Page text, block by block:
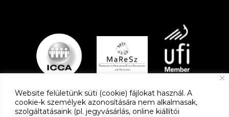
Website felületünk süti (cookie) fájlokat használ. A
cookie-k személyek azonosítására nem alkalmasak,
szolgáltatásaink (pl. jegyvásárlás, online kiállítói